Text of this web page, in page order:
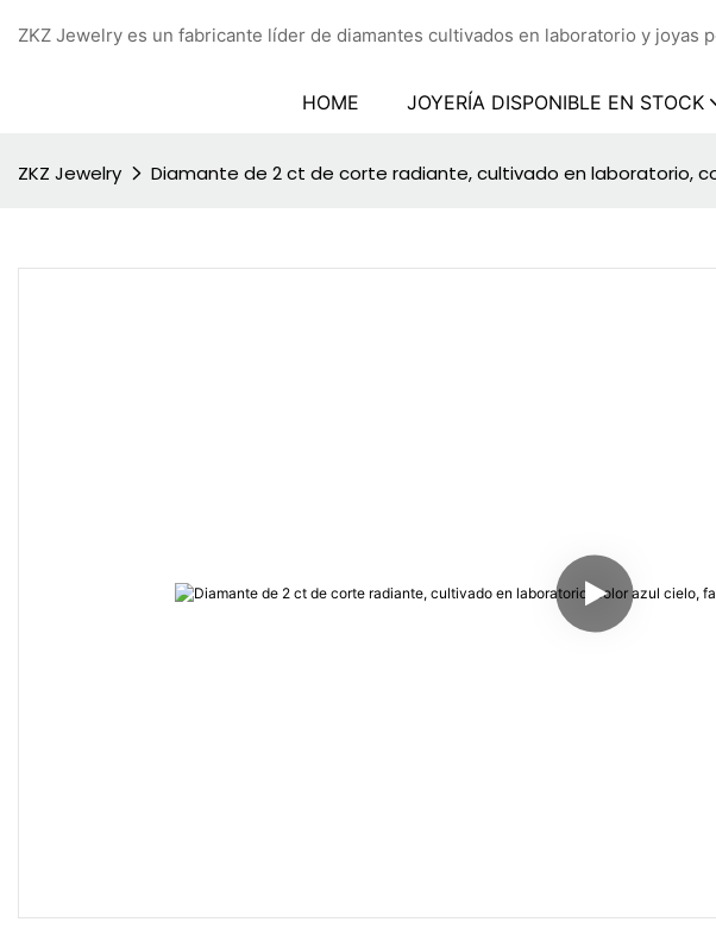
ZKZ Jewelry es un fabricante líder de diamantes cultivados en laboratorio y joyas
HOME JOYERÍA DISPONIBLE EN STOCK
ZKZ Jewelry Diamante de 2 ct de corte radiante, cultivado en laboratorio,